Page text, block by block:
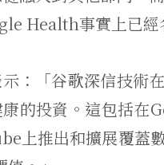
Health事實上已經
：「谷歌深信技術
的投資。這包括在
上推出和擴展覆蓋